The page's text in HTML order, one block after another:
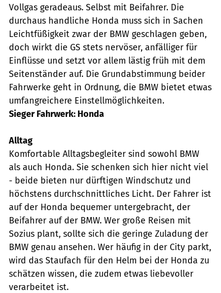
Vollgas geradeaus. Selbst mit Beifahrer. Die
durchaus handliche Honda muss sich in Sachen
Leichtfüßigkeit zwar der BMW geschlagen geben,
doch wirkt die GS stets nervöser, anfälliger für
Einflüsse und setzt vor allem lästig früh mit dem
Seitenständer auf. Die Grundabstimmung beider
Fahrwerke geht in Ordnung, die BMW bietet etwas
umfangreichere Einstellmöglichkeiten.
Sieger Fahrwerk: Honda
Alltag
Komfortable Alltagsbegleiter sind sowohl BMW
als auch Honda. Sie schenken sich hier nicht viel
- beide bieten nur dürftigen Windschutz und
höchstens durchschnittliches Licht. Der Fahrer ist
auf der Honda bequemer untergebracht, der
Beifahrer auf der BMW. Wer große Reisen mit
Sozius plant, sollte sich die geringe Zuladung der
BMW genau ansehen. Wer häufig in der City parkt,
wird das Staufach für den Helm bei der Honda zu
schätzen wissen, die zudem etwas liebevoller
verarbeitet ist.